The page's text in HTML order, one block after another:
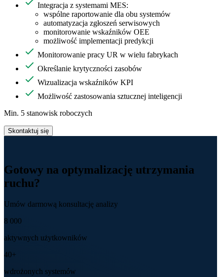
Integracja z systemami MES:
wspólne raportowanie dla obu systemów
automatyzacja zgłoszeń serwisowych
monitorowanie wskaźników OEE
możliwość implementacji predykcji
Monitorowanie pracy UR w wielu fabrykach
Określanie krytyczności zasobów
Wizualizacja wskaźników KPI
Możliwość zastosowania sztucznej inteligencji
Min. 5 stanowisk roboczych
Skontaktuj się
Gotowy na optymalizację utrzymania
ruchu?
Umów darmową konsultację analizy
8 000
aktywnych użytkowników
40+
wdrożonych systemów